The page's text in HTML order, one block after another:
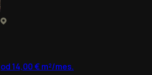
od 14,00 € m²/mes.